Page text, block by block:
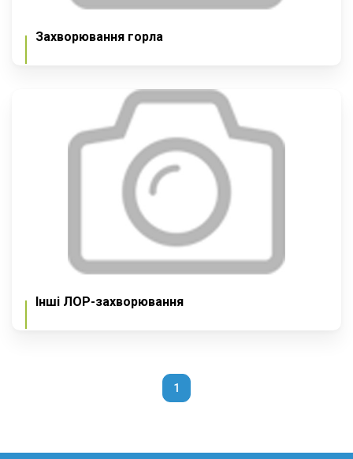
Захворювання горла
Інші ЛОР-захворювання
1